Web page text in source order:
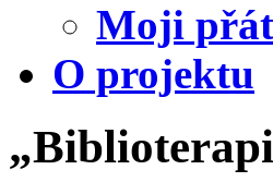
Moji
O projektu